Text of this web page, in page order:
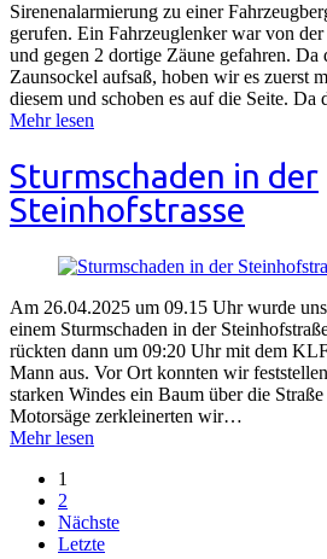
Sirenenalarmierung zu einer
gerufen. Ein Fahrzeuglenker war von
und gegen 2 dortige Zäune gefahren. Da
Zaunsockel aufsaß, hoben wir es zuerst
diesem und schoben es auf die Seite.
Mehr lesen
Sturmschaden in der
Steinhofstrasse
Am 26.04.2025 um 09.15 Uhr wurde
einem Sturmschaden in der
rückten dann um 09:20 Uhr mit dem
Mann aus. Vor Ort konnten wir
starken Windes ein Baum über die
Motorsäge zerkleinerten wir…
Mehr lesen
1
2
Nächste
Letzte